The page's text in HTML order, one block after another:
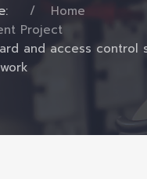
Home
Project
and access control